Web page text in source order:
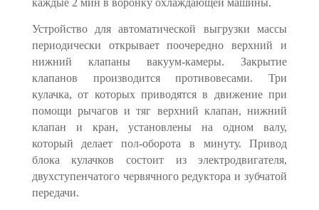
каждые 2 мин в воронку охлаждающей машины.
Устройство для автоматической выгрузки массы
периодически открыва­ет поочередно верхний и
нижний клапаны вакуум-камеры. Закрытие
клапанов производится противовесами. Три
кулачка, от которых приводятся в дви­жение при
помощи рычагов и тяг верхний клапан, нижний
клапан и кран, установлены на одном валу,
который делает пол-оборота в минуту. Привод
блока кулачков состоит из электродвигателя,
двухступенчатого червячного редуктора и зубчатой
передачи.